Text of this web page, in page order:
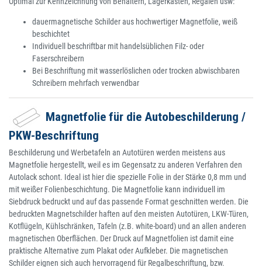
dauermagnetische Schilder aus hochwertiger Magnetfolie, weiß
beschichtet
Individuell beschriftbar mit handelsüblichen Filz- oder
Faserschreibern
Bei Beschriftung mit wasserlöslichen oder trocken abwischbaren
Schreibern mehrfach verwendbar
Magnetfolie für die Autobeschilderung /
PKW-Beschriftung
Beschilderung und Werbetafeln an Autotüren werden meistens aus
Magnetfolie hergestellt, weil es im Gegensatz zu anderen Verfahren den
Autolack schont. Ideal ist hier die spezielle Folie in der Stärke 0,8 mm und
mit weißer Folienbeschichtung. Die Magnetfolie kann individuell im
Siebdruck bedruckt und auf das passende Format geschnitten werden. Die
bedruckten Magnetschilder haften auf den meisten Autotüren, LKW-Türen,
Kotflügeln, Kühlschränken, Tafeln (z.B. white-board) und an allen anderen
magnetischen Oberflächen. Der Druck auf Magnetfolien ist damit eine
praktische Alternative zum Plakat oder Aufkleber. Die magnetischen
Schilder eignen sich auch hervorragend für Regalbeschriftung, bzw.